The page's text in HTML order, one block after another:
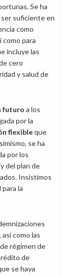
Se ha
suficiente en
como
para
incluye las
cero
y salud de
futuro a los
por la
flexibleque
se ha
por los
del plan de
Insistimos
la
como las
régimen de
de
se haya